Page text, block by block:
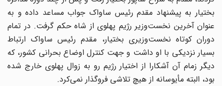
بختیار به پیشنهاد مقدم رئیس ساواک جواب مساعد داده و به
عنوان آخرین نخست‌وزیر رژیم پهلوی از شاه حکم گرفت. در تمام
دوران کوتاه نخست‌وزیری بختیار،‌ مقدم رئیس ساواک ارتباط
بسیار نزدیکی با او داشت و جهت کنترل اوضاع بحرانی کشور، که
دیگر زمام آن آشکارا از اختیار رژیم رو به زوال پهلوی خارج شده
بود، البته مأیوسانه از هیچ تلاشی فروگذار نمی‌کرد.